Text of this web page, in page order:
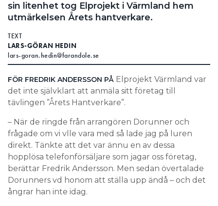
Om tidningen
Personuppgifter
Search for:
SEARCH
sin litenhet tog Elprojekt i Värmland hem
utmärkelsen Årets hantverkare.
TEXT
LARS-GÖRAN HEDIN
lars-goran.hedin@farandole.se
FÖR FREDRIK ANDERSSON PÅ Elprojekt Värmland var
det inte självklart att anmäla sitt företag till
tävlingen ”Årets Hantverkare”.
– När de ringde från arrangören Dorunner och
frågade om vi vlle vara med så lade jag på luren
direkt. Tänkte att det var ännu en av dessa
hopplösa telefonförsäljare som jagar oss företag,
berättar Fredrik Andersson. Men sedan övertalade
Dorunners vd honom att ställa upp ändå – och det
ångrar han inte idag.